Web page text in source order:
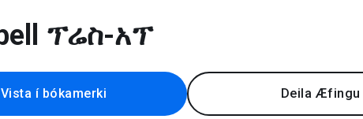
ፕሬስ-አፕ
Vista í bókamerki Deila Æfingu